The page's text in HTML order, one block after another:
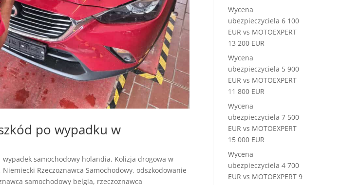
po wypadku w
wypadek samochodowy holandia, Kolizja drogowa w
, Niemiecki Rzeczoznawca Samochodowy, odszkodowanie
samochodowy belgia, rzeczoznawca
Wycena
ubezpieczyciela 6 100
EUR vs MOTOEXPERT
13 200 EUR
Wycena
ubezpieczyciela 5 900
EUR vs MOTOEXPERT
11 800 EUR
Wycena
ubezpieczyciela 7 500
EUR vs MOTOEXPERT
15 000 EUR
Wycena
ubezpieczyciela 4 700
EUR vs MOTOEXPERT 9